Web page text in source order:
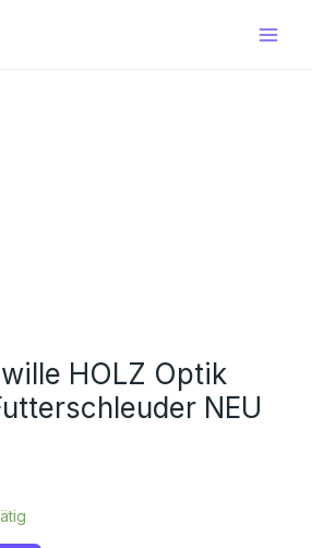
HOLZ Optik
NEU